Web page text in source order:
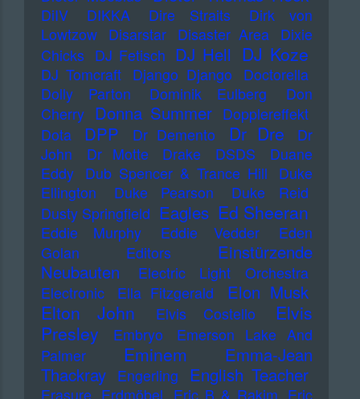
DiIV DIKKA Dire Straits
Dirk von
Lowtzow
Disarstar Disaster Area
Dixie
Chicks DJ Fetisch DJ Hell DJ Koze
DJ Tomcraft Django Django
Doctorella
Dolly Parton
Dominik Eulberg
Don
Cherry Donna Summer Dopplereffekt
Dota
DPP Dr Demento Dr Dre
Dr
John
Dr Motte Drake DSDS
Duane
Eddy
Dub Spencer & Trance Hill
Duke
Ellington
Duke Pearson
Duke Reid
Dusty Springfield Eagles Ed Sheeran
Eddie Murphy Eddie Vedder
Eden
Golan
Editors
Einstürzende
Neubauten
Electric Light Orchestra
Electronic
Ella Fitzgerald Elon Musk
Elton John Elvis Costello
Elvis
Presley
Embryo
Emerson Lake And
Palmer
Eminem
Emma-Jean
Thackray
Engerling English Teacher
Erasure Erdmöbel Eric B & Rakim Eric